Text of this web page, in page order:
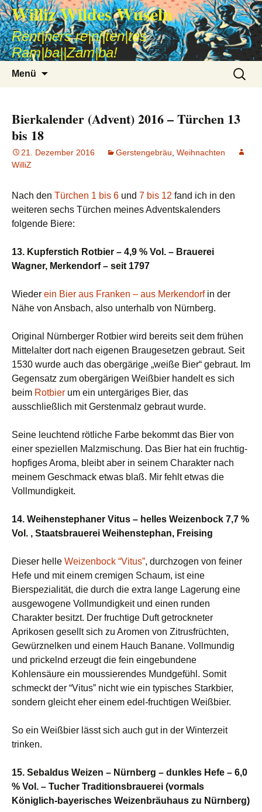
Williz Wildes Wuseln
Rent|ners re|ni|ten|tes
Ram|ba||Zam|ba!
Menü
Suche
nach:
Bierkalender (Advent) 2016 – Türchen 13
bis 18
21. Dezember 2016 Gerstengebräu Weihnachten
WilliZ
Nach den Türchen 1 bis 6 und 7 bis 12 fand ich in den
weiteren sechs Türchen meines Adventskalenders
folgende Biere:
13. Kupferstich Rotbier – 4,9 % Vol. – Brauerei
Wagner, Merkendorf – seit 1797
Wieder ein Bier aus Franken – aus Merkendorfin der
Nähe von Ansbach, also unterhalb von Nürnberg.
Original Nürnberger Rotbier wird bereits seit dem frühen
Mittelalter dort nach eigenen Braugesetzen gebraut. Seit
1530 wurde auch das obergärige „weiße Bier“ gebraut. Im
Gegensatz zum obergärigen Weißbier handelt es sich
beim Rotbier um ein untergäriges Bier, das
ausschließlich mit Gerstenmalz gebraut wurde.
Seine leuchtend rötliche Farbe bekommt das Bier von
einer speziellen Malzmischung. Das Bier hat ein fruchtig-
hopfiges Aroma, bleibt aber in seinem Charakter nach
meinem Geschmack etwas blaß. Mir fehlt etwas die
Vollmundigkeit.
14. Weihenstephaner Vitus – helles Weizenbock 7,7 %
Vol. , Staatsbrauerei Weihenstephan, Freising
Dieser helle Weizenbock “Vitus”, durchzogen von feiner
Hefe und mit einem cremigen Schaum, ist eine
Bierspezialität, die durch die extra lange Lagerung eine
ausgewogene Vollmundigkeit und einen runden
Charakter besitzt. Der fruchtige Duft getrockneter
Aprikosen gesellt sich zu Aromen von Zitrusfrüchten,
Gewürznelken und einem Hauch Banane. Vollmundig
und prickelnd erzeugt die fein eingebundene
Kohlensäure ein moussierendes Mundgefühl. Somit
schmeckt der “Vitus” nicht wie ein typisches Starkbier,
sondern gleicht eher einem edel-fruchtigen Weißbier.
So ein Weißbier lässt sich auch gut in der Winterzeit
trinken.
15. Sebaldus Weizen – Nürnberg – dunkles Hefe – 6,0
% Vol. – Tucher Traditionsbrauerei (vormals
Königlich-bayerisches Weizenbräuhaus zu Nürnberg)